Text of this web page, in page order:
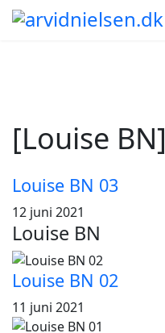
[Louise BN]
Louise BN 03
12 juni 2021
Louise BN
Louise BN 02
11 juni 2021